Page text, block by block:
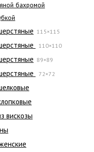
бахромой
115×115
110×110
89×89
72×72
вискозы